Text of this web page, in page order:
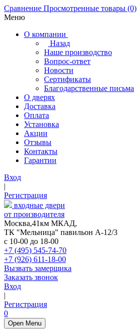
Сравнение Просмотренные товары (0)
Меню
О компании
Назад
Наше производство
Вопрос-ответ
Новости
Сертификаты
Благодарственные письма
О дверях
Доставка
Оплата
Установка
Акции
Отзывы
Контакты
Гарантии
Вход
|
Регистрация
входные двери
от производителя
Москва,41км МКАД,
ТК "Мельница" павильон А-12/3
с 10-00 до 18-00
+7 (495) 545-74-70
+7 (926) 611-18-00
Вызвать замерщика
Заказать звонок
Вход
|
Регистрация
0
Open Menu